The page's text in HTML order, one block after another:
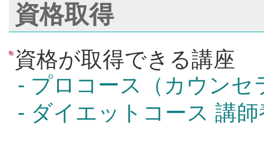
資格取得
資格が取得できる講座
- プロコース（カウンセ
- ダイエットコース 講